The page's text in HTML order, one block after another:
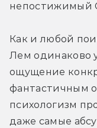
непостижимый
Как и любой
Лем одинаково
ощущение
фантастичным
психологизм
даже самые